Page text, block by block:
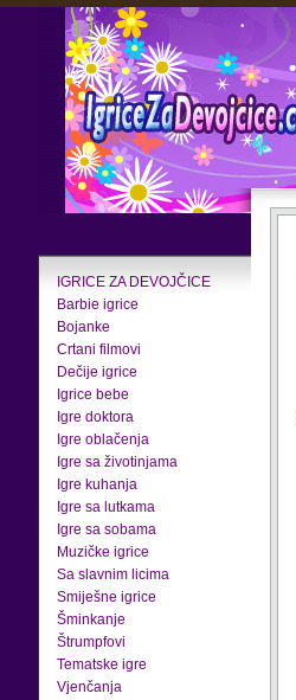
IGRICE ZA DEVOJČICE
Barbie igrice
Bojanke
Crtani filmovi
Dečije igrice
Igrice bebe
Igre doktora
Igre oblačenja
Igre sa životinjama
Igre kuhanja
Igre sa lutkama
Igre sa sobama
Muzičke igrice
Sa slavnim licima
Smiješne igrice
Šminkanje
Štrumpfovi
Tematske igre
Vjenčanja